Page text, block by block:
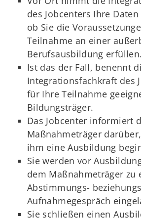
des Jobcenters Ihre
ob Sie die
Teilnahme an einer
Berufsausbildung erfüllen.
Ist das der Fall, benennt
Integrationsfachkraft des
für Ihre Teilnahme
Bildungsträger.
Das Jobcenter informiert
Maßnahmeträger
ihm eine Ausbildung
Sie werden vor
dem Maßnahmeträger zu
Abstimmungs-
Aufnahmegespräch
Sie schließen einen